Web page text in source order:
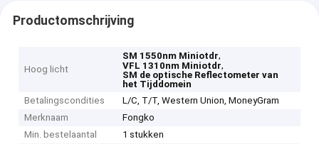
Productomschrijving
Hoog licht
SM 1550nm Miniotdr,
VFL 1310nm Miniotdr,
SM de optische Reflectometer van
het Tijddomein
Betalingscondities
L/C, T/T, Western Union, MoneyGram
Merknaam
Fongko
Min. bestelaantal
1 stukken